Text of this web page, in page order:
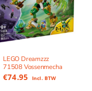
LEGO Dreamzzz
71508 Vossenmecha
€74.95 Incl. BTW